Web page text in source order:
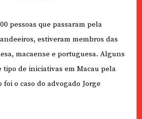
pessoas que passaram pela
estiveram membros das
macaense e portuguesa. Alguns
de iniciativas em Macau pela
o caso do advogado Jorge